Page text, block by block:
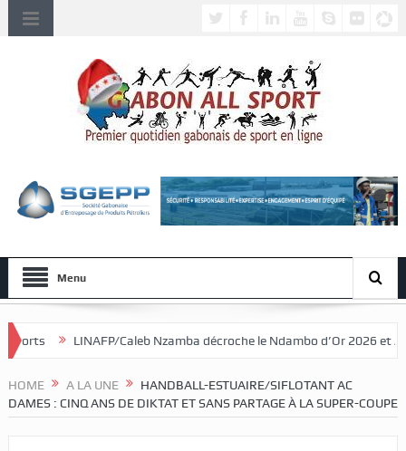
Menu
Nzamba décroche le Ndambo d’Or 2026 et Alain Djissikadié
HOME A LA UNE
HANDBALL-ESTUAIRE/SIFLOTANT AC
DAMES : CINQ ANS DE DIKTAT ET SANS PARTAGE À LA SUPER-COUPE